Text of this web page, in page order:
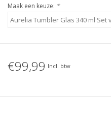
Maak een keuze: *
€99,99 Incl. btw